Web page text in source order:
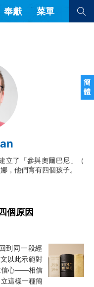
簡
體
奉獻 菜單
訪談
式講道與神學
制與教會紀律
俄語
波斯語
阿拉伯語
立了「參與奧爾巴尼」（
，他們育有四個孩子。
個原因
到同一段經
以此示範對
信心——相信
這樣一種簡